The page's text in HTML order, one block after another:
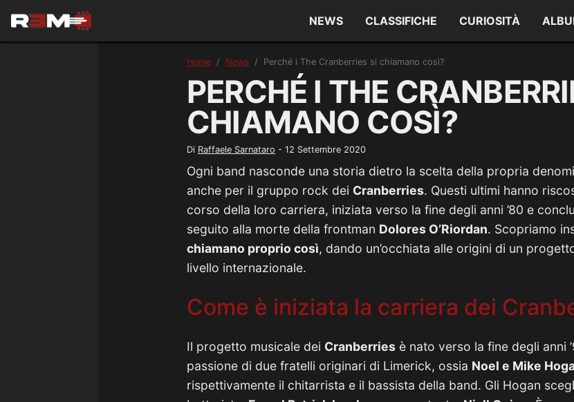
NEWS CLASSIFICHE CURIOSITÀ
Home News Perché i The Cranberries si chiamano così?
PERCHÉ I THE
CHIAMANO COSÌ?
Di Raffaele Sarnataro - 12 Settembre 2020
Ogni band nasconde una storia dietro la scelta della propria
anche per il gruppo rock dei Cranberries. Questi ultimi hanno
corso della loro carriera, iniziata verso la fine degli anni ’80 e
seguito alla morte della frontman Dolores O’Riordan. Scopriamo
chiamano proprio così, dando un’occhiata alle origini di un
livello internazionale.
Come è iniziata la carriera dei
Il progetto musicale dei Cranberries è nato verso la fine degli anni
passione di due fratelli originari di Limerick, ossia Noel e Mike
rispettivamente il chitarrista e il bassista della band. Gli Hogan